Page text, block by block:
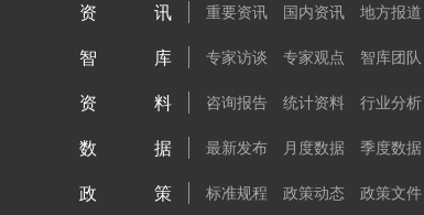
资讯 重要资讯 国内资讯 地方报道
智库 专家访谈 专家观点 智库团队
资料 咨询报告 统计资料 行业分析
数据 最新发布 月度数据 季度数据
政策 标准规程 政策动态 政策文件